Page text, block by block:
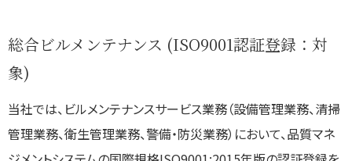
総合ビルメンテナンス (ISO9001認証登録：対
象)
当社では、ビルメンテナンスサービス業務（設備管理業務、清掃
管理業務、衛生管理業務、警備・防災業務）において、品質マネ